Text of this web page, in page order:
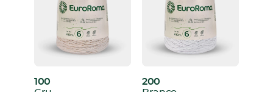
100
200